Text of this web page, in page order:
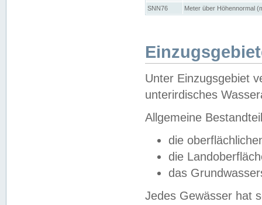
SNN76
Meter über Höhennormal
Unter Einzugsgebiet
unterirdisches
Allgemeine
die
die
das
Jedes Gewässer hat